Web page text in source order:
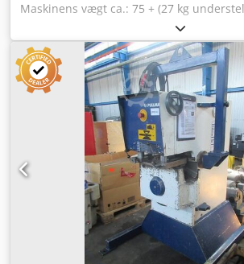
Maskinens vægt ca.: 75 + (27 kg
L x B x H: 0,6 x 0,48 x 0,43 m
Til affasning Maskinbord: B x D: 600 x
anslagsliste L x H: 400 x 25 mm Credpou
indbygget værktøj: Fræser ca. 50 mm
Fasbredde ca. 6 mm Spænding: 380 V